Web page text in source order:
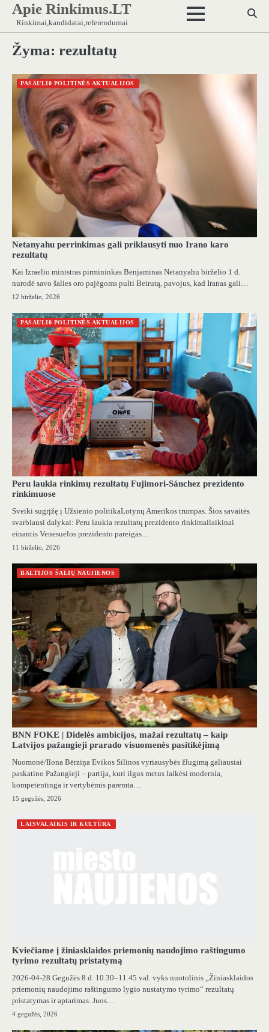
Skip
content
Apie Rinkimus.LT
Rinkimai,kandidatai,referendumai
Žyma: rezultatų
PASAULI0 POLITINĖS AKTUALIJOS
Netanyahu perrinkimas gali priklausyti nuo Irano karo
rezultatų
Kai Izraelio ministras pirmininkas Benjaminas Netanyahu birželio 1 d.
nurodė savo šalies oro pajėgoms pulti Beirutą, pavojus, kad Iranas gali…
12 birželio, 2026
PASAULI0 POLITINĖS AKTUALIJOS
Peru laukia rinkimų rezultatų Fujimori-Sánchez prezidento
rinkimuose
Sveiki sugrįžę į Užsienio politikaLotynų Amerikos trumpas. Šios savaitės
svarbiausi dalykai: Peru laukia rezultatų prezidento rinkimailaikinai
einantis Venesuelos prezidento pareigas…
11 birželio, 2026
BALTIJOS ŠALIŲ NAUJIENOS
BNN FOKE | Didelės ambicijos, mažai rezultatų – kaip
Latvijos pažangieji prarado visuomenės pasitikėjimą
Nuomonė/Ilona Bērziņa Evikos Silinos vyriausybės žlugimą galiausiai
paskatino Pažangieji – partija, kuri ilgus metus laikėsi modernia,
kompetentinga ir vertybėmis paremta…
15 gegužės, 2026
LAISVALAIKIS IR KULTŪRA
Kviečiame į žiniasklaidos priemonių naudojimo raštingumo
tyrimo rezultatų pristatymą
2026-04-28 Gegužės 8 d. 10.30–11.45 val. vyks nuotolinis „Žiniasklaidos
priemonių naudojimo raštingumo lygio nustatymo tyrimo“ rezultatų
pristatymas ir aptarimas. Juos…
4 gegužės, 2026